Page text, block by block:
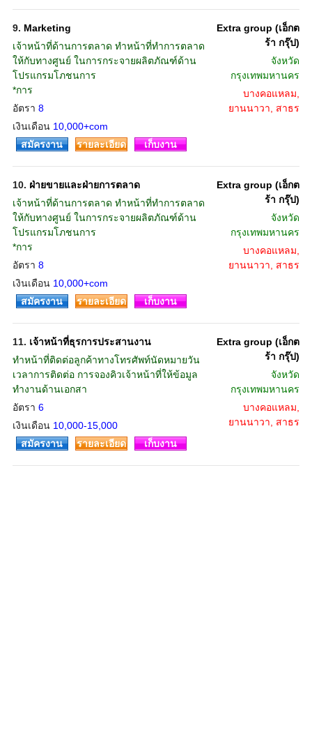
9. Marketing
เจ้าหน้าที่ด้านการตลาด ทำหน้าที่ทำการตลาด
ให้กับทางศูนย์ ในการกระจายผลิตภัณฑ์ด้าน
โปรแกรมโภชนการ
*การ
อัตรา 8
เงินเดือน 10,000+com
Extra group (เอ็กต
ร้า กรุ๊ป)
จังหวัด
กรุงเทพมหานคร
บางคอแหลม,
ยานนาวา, สาธร
สมัครงาน รายละเอียด เก็บงาน
10. ฝ่ายขายและฝ่ายการตลาด
เจ้าหน้าที่ด้านการตลาด ทำหน้าที่ทำการตลาด
ให้กับทางศูนย์ ในการกระจายผลิตภัณฑ์ด้าน
โปรแกรมโภชนการ
*การ
อัตรา 8
เงินเดือน 10,000+com
Extra group (เอ็กต
ร้า กรุ๊ป)
จังหวัด
กรุงเทพมหานคร
บางคอแหลม,
ยานนาวา, สาธร
สมัครงาน รายละเอียด เก็บงาน
11. เจ้าหน้าที่ธุรการประสานงาน
ทำหน้าที่ติดต่อลูกค้าทางโทรศัพท์นัดหมายวัน
เวลาการติดต่อ การจองคิวเจ้าหน้าที่ให้ข้อมูล
ทำงานด้านเอกสา
อัตรา 6
เงินเดือน 10,000-15,000
Extra group (เอ็กต
ร้า กรุ๊ป)
จังหวัด
กรุงเทพมหานคร
บางคอแหลม,
ยานนาวา, สาธร
สมัครงาน
รายละเอียด เก็บงาน